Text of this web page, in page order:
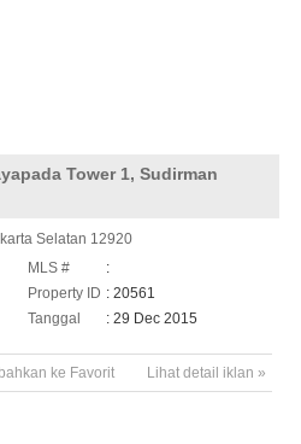
Tower 1, Sudirman
Selatan 12920
MLS #
:
Property ID : 20561
Tanggal
: 29 Dec 2015
Lihat detail iklan »
ke Favorit